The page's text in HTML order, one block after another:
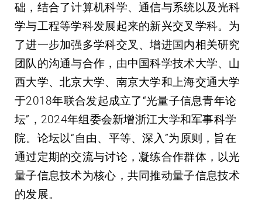
础，结合了计算机科学、通信与系统以及光科
学与工程等学科发展起来的新兴交叉学科。为
了进一步加强多学科交叉、增进国内相关研究
团队的沟通与合作，由中国科学技术大学、山
西大学、北京大学、南京大学和上海交通大学
于2018年联合发起成立了“光量子信息青年论
坛”，2024年组委会新增浙江大学和军事科学
院。论坛以“自由、平等、深入”为原则，旨在
通过定期的交流与讨论，凝练合作群体，以光
量子信息技术为核心，共同推动量子信息技术
的发展。